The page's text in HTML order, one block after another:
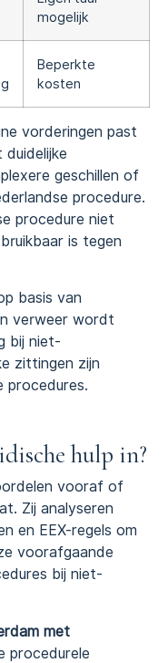
mogelijk
Beperkte
kosten
vorderingen past
duidelijke
geschillen of
procedure.
procedure niet
is tegen
basis van
verweer wordt
bij niet-
zittingen zijn
procedures.
hulp in?
vooraf of
Zij analyseren
en EEX-regels om
voorafgaande
bij niet-
met
procedurele